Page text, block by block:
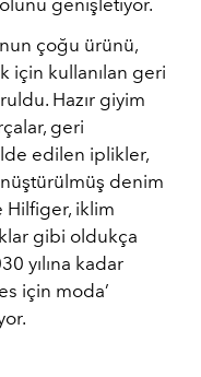
genişletiyor.
çoğu ürünü,
için kullanılan geri
Hazır giyim
geri
edilen iplikler,
denim
Hilfiger, iklim
gibi oldukça
yılına kadar
için moda’